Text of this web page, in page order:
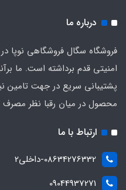
درباره ما
فروشگاه سگال فروشگاهی نوپا
امنیتی قدم برداشته است. ما
پشتیبانی سریع در جهت تامین
محصول در میان رقبا نظر مصرف
ارتباط با ما
08634276332-داخلی2
09044937271